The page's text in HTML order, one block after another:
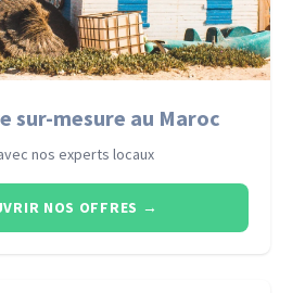
sur-mesure au Maroc
nos experts locaux
NOS OFFRES →